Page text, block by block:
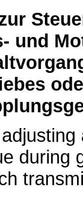
und
during